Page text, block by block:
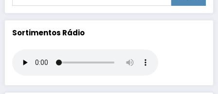
Sortimentos Rádio